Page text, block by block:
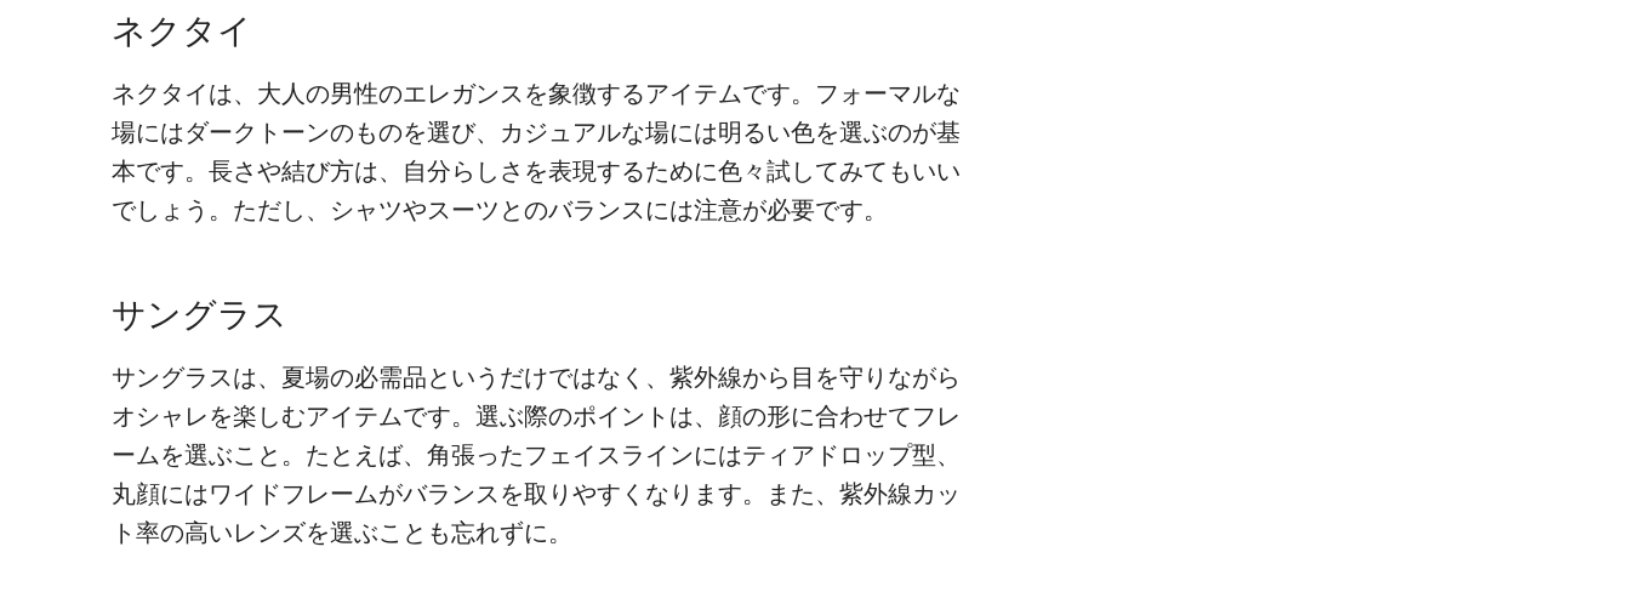
ネクタイ
ネクタイは、大人の男性のエレガンスを象徴するアイテムです。フォーマルな
場にはダークトーンのものを選び、カジュアルな場には明るい色を選ぶのが基
本です。長さや結び方は、自分らしさを表現するために色々試してみてもいい
でしょう。ただし、シャツやスーツとのバランスには注意が必要です。
サングラス
サングラスは、夏場の必需品というだけではなく、紫外線から目を守りながら
オシャレを楽しむアイテムです。選ぶ際のポイントは、顔の形に合わせてフレ
ームを選ぶこと。たとえば、角張ったフェイスラインにはティアドロップ型、
丸顔にはワイドフレームがバランスを取りやすくなります。また、紫外線カッ
ト率の高いレンズを選ぶことも忘れずに。